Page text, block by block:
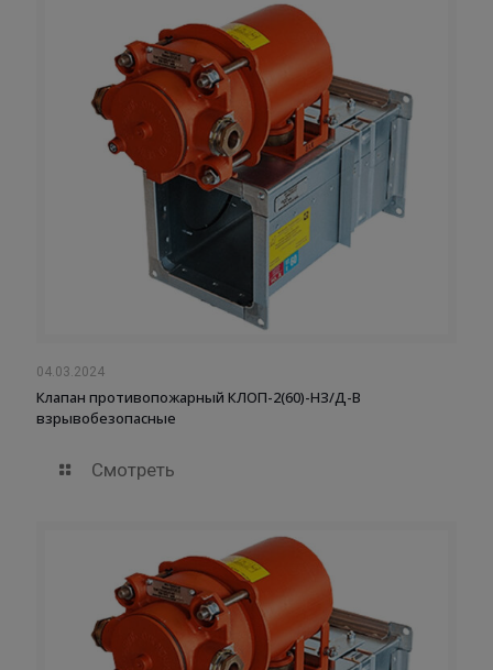
04.03.2024
Клапан противопожарный КЛОП-2(60)-НЗ/Д-В
взрывобезопасные
Смотреть